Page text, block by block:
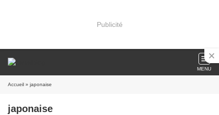
Publicité
MENU
Accueil » japonaise
japonaise